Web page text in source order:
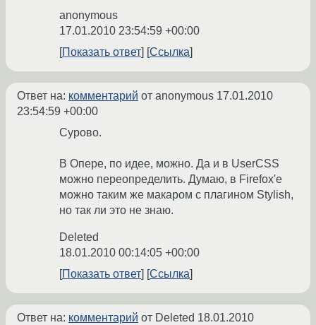
anonymous
17.01.2010 23:54:59 +00:00
Показать ответ
Ссылка
Ответ на: комментарий от anonymous 17.01.2010
23:54:59 +00:00
Сурово.
В Опере, по идее, можно. Да и в UserCSS
можно переопределить. Думаю, в Firefox'е
можно таким же макаром с плагином Stylish,
но так ли это не знаю.
Deleted
18.01.2010 00:14:05 +00:00
Показать ответ
Ссылка
Ответ на: комментарий от Deleted 18.01.2010